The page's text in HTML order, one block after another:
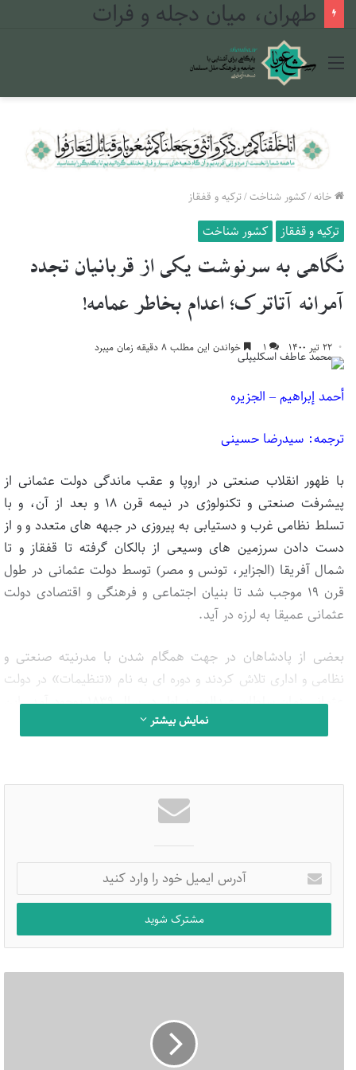
طهران، میان دجله و فرات
منو
خانه/کشور شناخت/ترکیه و قفقاز
ترکیه و قفقاز کشور شناخت
نگاهی به سرنوشت یکی از قربانیان تجدد
آمرانه آتاترک؛ اعدام بخاطر عمامه!
۲۲ تیر ۱۴۰۰ ۱ خواندن این مطلب ۸ دقیقه زمان میبرد
أحمد إبراهیم – الجزیره
ترجمه: سیدرضا حسینی
با ظهور انقلاب صنعتی در اروپا و عقب ماندگی دولت عثمانی از
پیشرفت صنعتی و تکنولوژی در نیمه قرن ۱۸ و بعد از آن، و با
تسلط نظامی غرب و دستیابی به پیروزی در جبهه های متعدد و و از
دست دادن سرزمین های وسیعی از بالکان گرفته تا قفقاز و تا
شمال آفریقا (الجزایر، تونس و مصر) توسط دولت عثمانی در طول
قرن ۱۹ موجب شد تا بنیان اجتماعی و فرهنگی و اقتصادی دولت
عثمانی عمیقا به لرزه در آید.
بعضی از پادشاهان در جهت همگام شدن با مدرنیته صنعتی و
نظامی و اداری تلاش کردند و دوره ای به نام «تنظیمات» در دولت
عثمانی زمان سلطان عبدالمجید اول در سال ۱۸۳۹ بوجود آمد. این
تنظیمات در واقع واکنشی نسبت به پیشرفت اروپا در عرصه های
بود که توانستند بر سوریه و فلسطین هم مسلط شوند. حتی
نیروهای آنها تا قونیه در قلب آناتولی رسیدند. چنانکه برنارد لوئیس
عملیات مدرنیزاسیون ادامه یافت اما با حوادث مهمی در داخل
عثمانی همزمان شد. بطور مشخص قتل سلطان عبدالعزیز در سال
۱۸۷۵ و ترفیع درجه برادرزاده اش سلطان عبدالحمید دوم(۱۹۰۹-۱۸۷۶)
تجربه مدت زیادی دوام نیاوردند.
نمایش بیشتر
آدرس
ایمیل
خود
وارد
کنید